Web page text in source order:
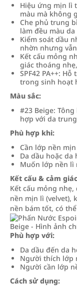
Hiệu ứng mịn lì
màu mà không
Che phủ trung
làm đều màu
Kiểm soát dầu
nhờn nhưng
Kết cấu mỏng
giác thoáng
SPF42 PA++:
trong sinh hoạt
Màu sắc:
#23 Beige:
hợp với da
Phù hợp khi:
Cần lớp nền
Da dầu hoặc
Muốn lớp nền lì
Kết cấu & cảm
Kết cấu mỏng
nền mịn lì (velvet),
nền bám tốt, có
Phù hợp với:
Da dầu đến da
Người thích lớp
Người cần lớp
Cách sử dụng: